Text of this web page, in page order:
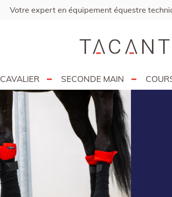
Votre expert en équipement équestre
CAVALIER SECONDE MAIN